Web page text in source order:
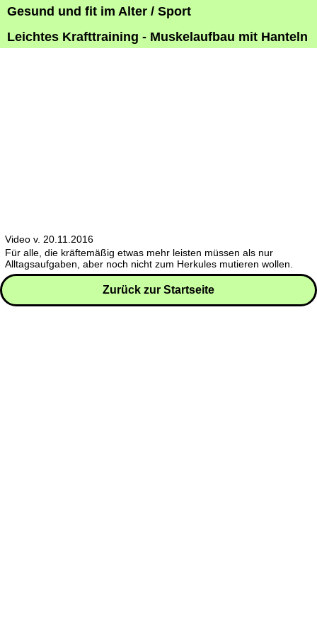
Gesund und fit im Alter / Sport
Leichtes Krafttraining - Muskelaufbau mit Hanteln
Video v. 20.11.2016
Für alle, die kräftemäßig etwas mehr leisten müssen als nur
Alltagsaufgaben, aber noch nicht zum Herkules mutieren wollen.
Zurück zur Startseite